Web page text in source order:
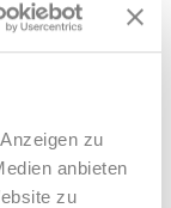
zu
anbieten
zu